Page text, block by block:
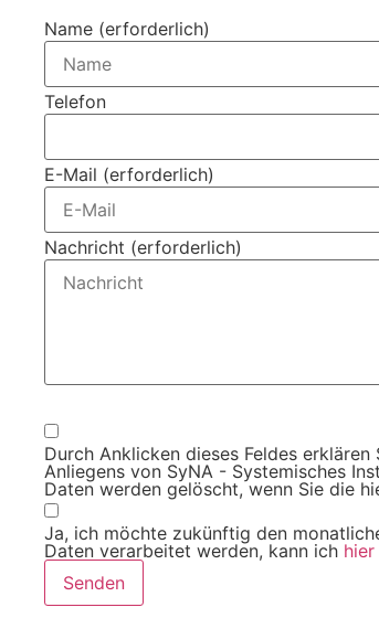
Name (erforderlich)
Telefon
E-Mail (erforderlich)
Nachricht (erforderlich)
Durch Anklicken dieses Feldes
Anliegens von SyNA - Systemisches
Daten werden gelöscht, wenn Sie die
Ja, ich möchte zukünftig den
Daten verarbeitet werden, kann ich hier
Senden